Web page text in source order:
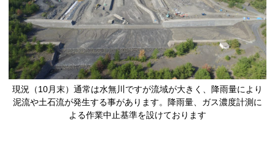
現況（10月末）通常は水無川ですが流域が大きく、降雨量により
泥流や土石流が発生する事があります。降雨量、ガス濃度計測に
よる作業中止基準を設けております